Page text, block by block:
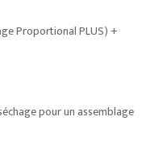
Proportional PLUS) +
pour un assemblage